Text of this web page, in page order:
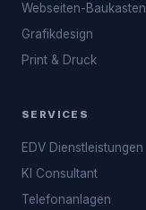
Webseiten-Baukasten
Grafikdesign
Print & Druck
SERVICES
EDV Dienstleistungen
KI Consultant
Telefonanlagen